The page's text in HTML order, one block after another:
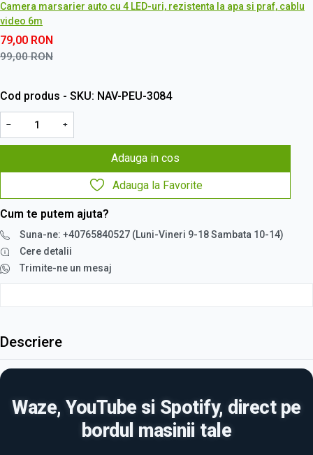
Camera marsarier auto cu 4 LED-uri, rezistenta la apa si praf, cablu
video 6m
79,00 RON
99,00RON
Cod produs - SKU NAV-PEU-3084
− +
Adauga in cos
Adauga la Favorite
Cum te putem ajuta?
Suna-ne: +40765840527 (Luni-Vineri 9-18 Sambata 10-14)
Cere detalii
Trimite-ne un mesaj
Descriere
Waze, YouTube si Spotify, direct pe
bordul masinii tale